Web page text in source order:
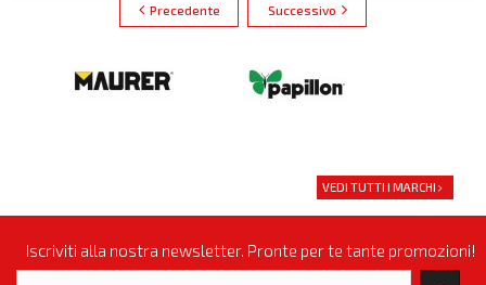
Precedente Successivo
VEDI TUTTI I MARCHI
Iscriviti alla nostra newsletter. Pronte per te tante promozioni!